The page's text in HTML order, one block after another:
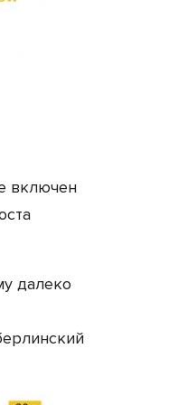
включен
далеко